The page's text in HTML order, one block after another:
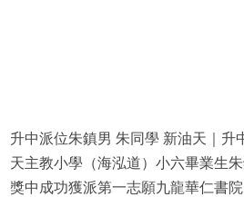
升中派位朱鎮男 朱同學 新油天｜升
天主教小學（海泓道）小六畢業生
獎中成功獲派第一志願九龍華仁書